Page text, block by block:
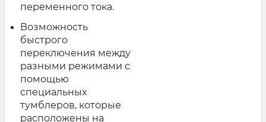
переменного тока.
Возможность
быстрого
переключения между
разными режимами с
помощью
специальных
тумблеров, которые
расположены на